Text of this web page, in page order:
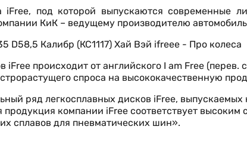
iFree, под которой выпускаются современные
КиК – ведущему производителю
iFree происходит от английского I am Free
спроса на высококачественную
ряд легкосплавных дисков iFree,
продукция компании iFree соответствует
сплавов для пневматических шин».